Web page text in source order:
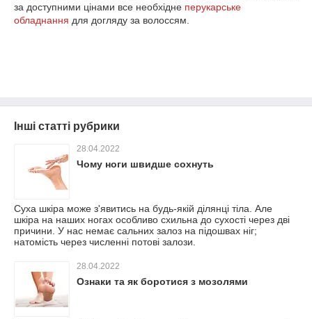
за доступними цінами все необхідне перукарське
обладнання для догляду за волоссям.
Інші статті рубрики
28.04.2022
Чому ноги швидше сохнуть
Суха шкіра може з'явитись на будь-якій ділянці тіла. Але
шкіра на наших ногах особливо схильна до сухості через дві
причини. У нас немає сальних залоз на підошвах ніг;
натомість через численні потові залози.
28.04.2022
Ознаки та як боротися з мозолями